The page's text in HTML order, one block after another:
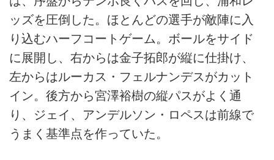
ッズを圧倒した。ほとんどの選手が敵陣に入
り込むハーフコートゲーム。ボールをサイド
に展開し、右からは金子拓郎が縦に仕掛け、
左からはルーカス・フェルナンデスがカット
イン。後方から宮澤裕樹の縦パスがよく通
り、ジェイ、アンデルソン・ロペスは前線で
うまく基準点を作っていた。